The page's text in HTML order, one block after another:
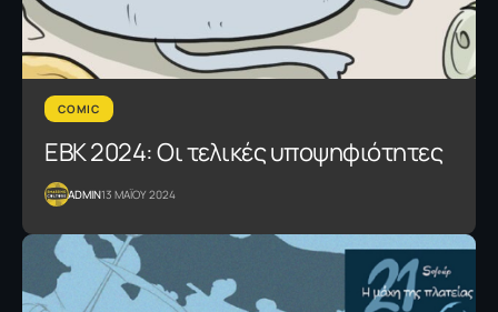
COMIC
ΕΒΚ 2024: Οι τελικές υποψηφιότητες
ADMIN13 ΜΑΪΟΥ 2024